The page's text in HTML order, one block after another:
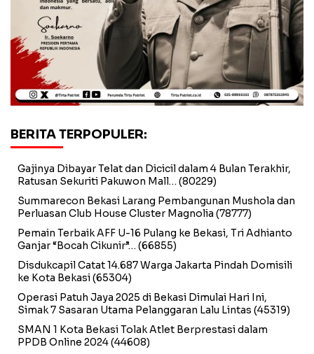
BERITA TERPOPULER:
Gajinya Dibayar Telat dan Dicicil dalam 4 Bulan Terakhir,
Ratusan Sekuriti Pakuwon Mall… (80229)
Summarecon Bekasi Larang Pembangunan Mushola dan
Perluasan Club House Cluster Magnolia (78777)
Pemain Terbaik AFF U-16 Pulang ke Bekasi, Tri Adhianto
Ganjar “Bocah Cikunir”… (66855)
Disdukcapil Catat 14.687 Warga Jakarta Pindah Domisili
ke Kota Bekasi(65304)
Operasi Patuh Jaya 2025 di Bekasi Dimulai Hari Ini,
Simak 7 Sasaran Utama Pelanggaran Lalu Lintas (45319)
SMAN 1 Kota Bekasi Tolak Atlet Berprestasi dalam
PPDB Online 2024(44608)